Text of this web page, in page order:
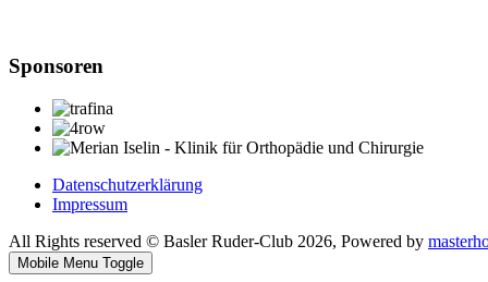
Sponsoren
Datenschutzerklärung
Impressum
All Rights reserved © Basler Ruder-Club 2026, Powered by
Mobile Menu Toggle